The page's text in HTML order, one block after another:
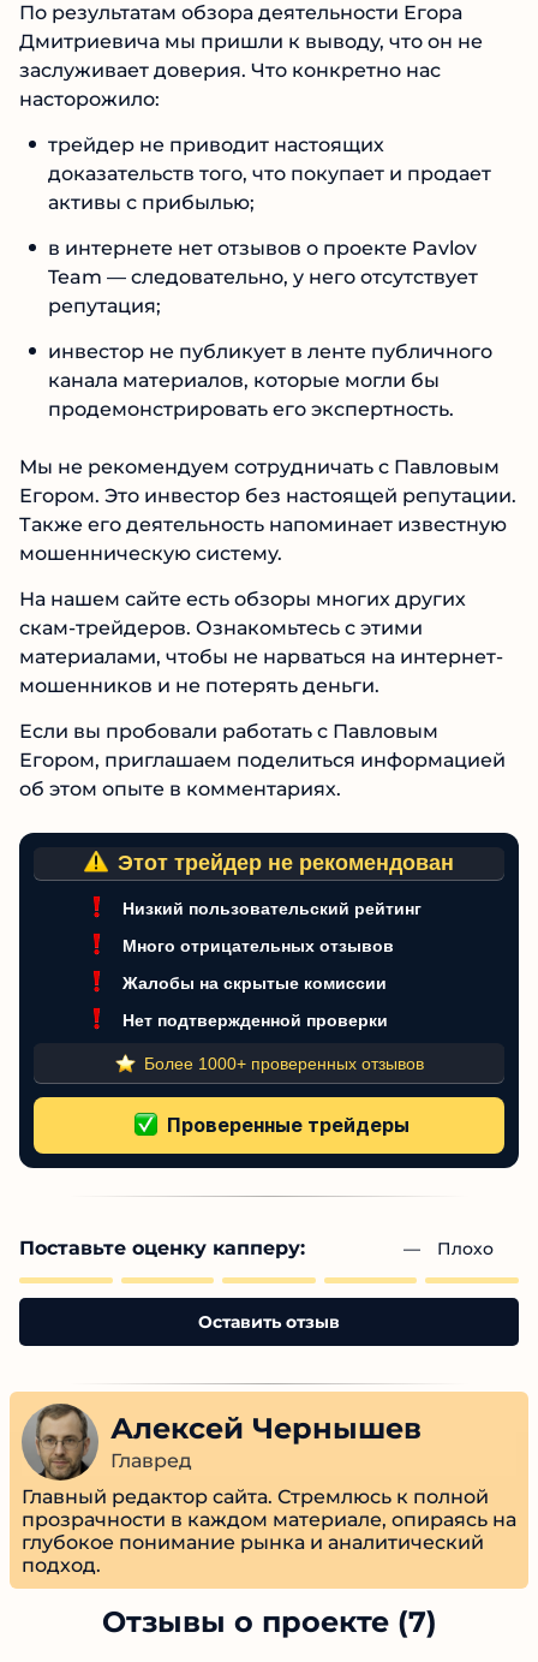
Инвестор ведет деятельность исключительно
в Телеграмм. Предлагает своей аудитории
бесплатное обучение и торговые сигналы в
обмен на регистрацию по реферальной
бирже.
По результатам обзора деятельности Егора
заслуживает доверия. Что конкретно нас
насторожило:
доказательств того, что покупает и продает
активы с прибылью;
Team — следовательно, у него отсутствует
репутация;
инвестор не публикует в ленте публичного
канала материалов, которые могли бы
продемонстрировать его экспертность.
Мы не рекомендуем сотрудничать с
Павловым Егором. Это инвестор без
деятельность напоминает известную
мошенническую систему.
скам-трейдеров. Ознакомьтесь с этими
материалами, чтобы не нарваться на
интернет-мошенников и не потерять деньги.
Если вы пробовали работать с Павловым
Егором, приглашаем поделиться
информацией об этом опыте в комментариях.
Этот трейдер не рекомендован
Низкий пользовательский рейтинг
Много отрицательных отзывов
Жалобы на скрытые комиссии
Нет подтвержденной проверки
Более 1000+ проверенных отзывов
Поставьте оценку капперу:
Оставить отзыв
Алексей Чернышев